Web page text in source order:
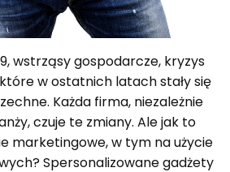
wstrząsy gospodarcze, kryzys
w ostatnich latach stały się
Każda firma, niezależnie
czuje te zmiany. Ale jak to
marketingowe, w tym na użycie
Spersonalizowane gadżety